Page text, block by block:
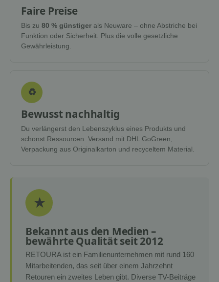
Faire Preise
Bis zu 80 % günstiger als Neuware – ohne Abstriche bei
Funktion oder Sicherheit. Plus die volle gesetzliche
Gewährleistung.
♻
Bewusst nachhaltig
Du verlängerst den Lebenszyklus eines Produkts und
schonst Ressourcen. Versand mit DHL GoGreen,
Verpackung aus Originalkarton und recyceltem Material.
★
Bekannt aus den Medien –
bewährte Qualität seit 2012
RETOURA ist ein Familienunternehmen mit rund 160
Mitarbeitenden, das seit über einem Jahrzehnt
Retouren ein zweites Leben gibt. Diverse TV-Beiträge